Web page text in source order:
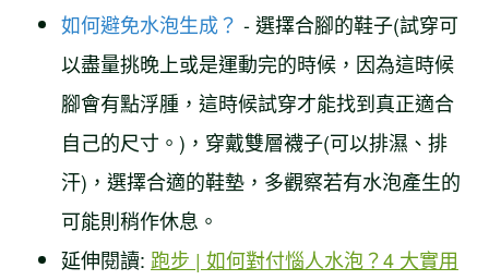
如何避免水泡生成？ - 選擇合腳的鞋子(試穿可
以盡量挑晚上或是運動完的時候，因為這時候
腳會有點浮腫，這時候試穿才能找到真正適合
自己的尺寸。)，穿戴雙層襪子(可以排濕、排
汗)，選擇合適的鞋墊，多觀察若有水泡產生的
可能則稍作休息。
延伸閱讀: 跑步 | 如何對付惱人水泡？4 大實用